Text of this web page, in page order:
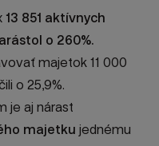
13 851 aktívnych
o 260%.
majetok 11 000
o 25,9%.
je aj nárast
majetku jednému